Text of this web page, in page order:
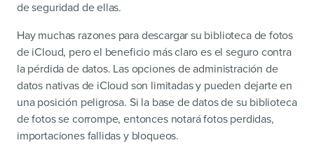
de seguridad de ellas.
Hay muchas razones para descargar su biblioteca de fotos
de iCloud, pero el beneficio más claro es el seguro contra
la pérdida de datos. Las opciones de administración de
datos nativas de iCloud son limitadas y pueden dejarte en
una posición peligrosa. Si la base de datos de su biblioteca
de fotos se corrompe, entonces notará fotos perdidas,
importaciones fallidas y bloqueos.